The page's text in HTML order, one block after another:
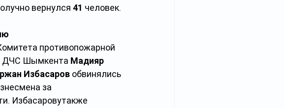
вернулся 41 человек.
противопожарной
ДЧС Шымкента Мадияр
Избасаров обвинялись
за
Избасаровутакже